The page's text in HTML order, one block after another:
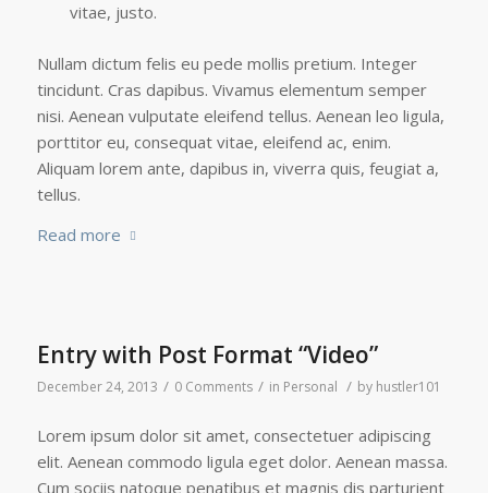
vitae, justo.
Nullam dictum felis eu pede mollis pretium. Integer
tincidunt. Cras dapibus. Vivamus elementum semper
nisi. Aenean vulputate eleifend tellus. Aenean leo ligula,
porttitor eu, consequat vitae, eleifend ac, enim.
Aliquam lorem ante, dapibus in, viverra quis, feugiat a,
tellus.
Read more
Entry with Post Format “Video”
December 24, 2013 / 0 Comments / in Personal / by hustler101
Lorem ipsum dolor sit amet, consectetuer adipiscing
elit. Aenean commodo ligula eget dolor. Aenean massa.
Cum sociis natoque penatibus et magnis dis parturient